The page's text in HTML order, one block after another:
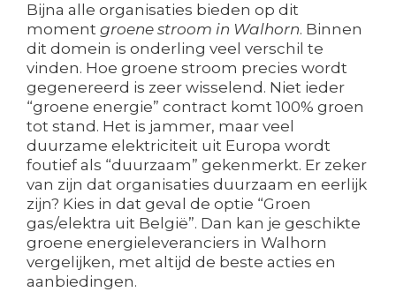
Bijna alle organisaties bieden op dit
moment groene stroom in Walhorn. Binnen
dit domein is onderling veel verschil te
vinden. Hoe groene stroom precies wordt
gegenereerd is zeer wisselend. Niet ieder
“groene energie” contract komt 100% groen
tot stand. Het is jammer, maar veel
duurzame elektriciteit uit Europa wordt
foutief als “duurzaam” gekenmerkt. Er zeker
van zijn dat organisaties duurzaam en eerlijk
zijn? Kies in dat geval de optie “Groen
gas/elektra uit België”. Dan kan je geschikte
groene energieleveranciers in Walhorn
vergelijken, met altijd de beste acties en
aanbiedingen.